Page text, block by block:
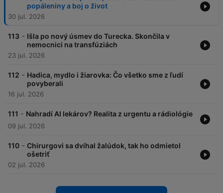
popáleniny a boj o život
30 jul. 2026
113 - Išla po nový úsmev do Turecka. Skončila v
nemocnici na transfúziách
23 jul. 2026
112 - Hadica, mydlo i žiarovka: Čo všetko sme z ľudí
povyberali
16 jul. 2026
111 - Nahradí AI lekárov? Realita z urgentu a rádiológie
09 jul. 2026
110 - Chirurgovi sa dvíhal žalúdok, tak ho odmietol
ošetriť
02 jul. 2026